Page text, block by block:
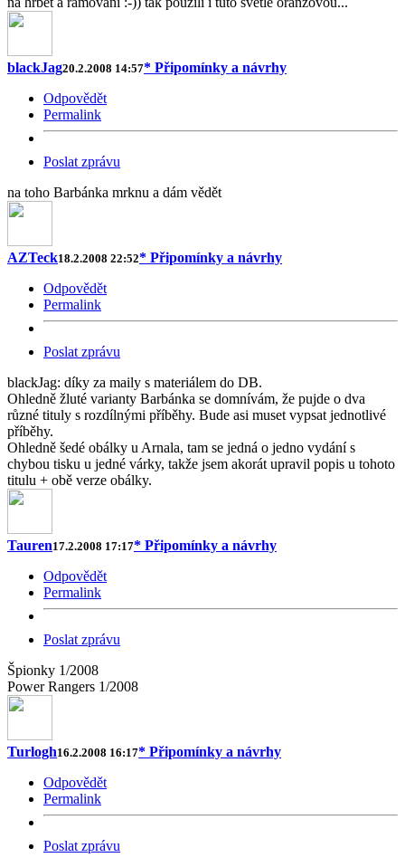
blackJag20.2.2008 14:57* Připomínky a návrhy
Odpovědět
Permalink
Poslat zprávu
na toho Barbánka mrknu a dám vědět
AZTeck18.2.2008 22:52* Připomínky a návrhy
Odpovědět
Permalink
Poslat zprávu
blackJag: díky za maily s materiálem do DB.
Ohledně žluté varianty Barbánka se domnívám, že pujde o dva
různé tituly s rozdílnými příběhy. Bude asi muset vypsat jednotlivé
příběhy.
Ohledně šedé obálky u Arnala, tam se jedná o jedno vydání s
chybou tisku u jedné várky, takže jsem akorát upravil popis u tohoto
titulu + obě verze obálky.
Tauren17.2.2008 17:17* Připomínky a návrhy
Odpovědět
Permalink
Poslat zprávu
Špionky 1/2008
Power Rangers 1/2008
Turlogh16.2.2008 16:17* Připomínky a návrhy
Odpovědět
Permalink
Poslat zprávu